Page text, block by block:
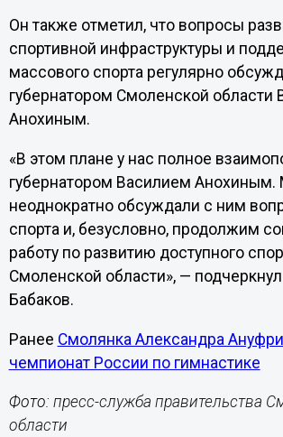
Он также отметил, что вопросы
спортивной инфраструктуры и
массового спорта регулярно
губернатором Смоленской области
Анохиным.
«В этом плане у нас полное
губернатором Василием
неоднократно обсуждали с ним
спорта и, безусловно, продолжим
работу по развитию доступного
Смоленской области», —
Бабаков.
Ранее Смолянка Александра
чемпионат России по гимнастике
Фото: пресс-служба правительства
области